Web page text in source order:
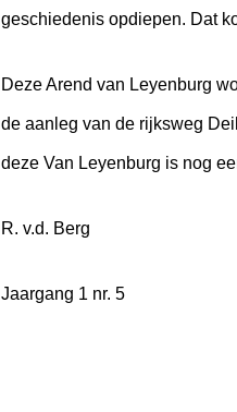
geschiedenis opdiepen. Dat
Deze Arend van Leyenburg
de aanleg van de rijksweg
deze Van Leyenburg is nog
R. v.d. Berg
Jaargang 1 nr. 5